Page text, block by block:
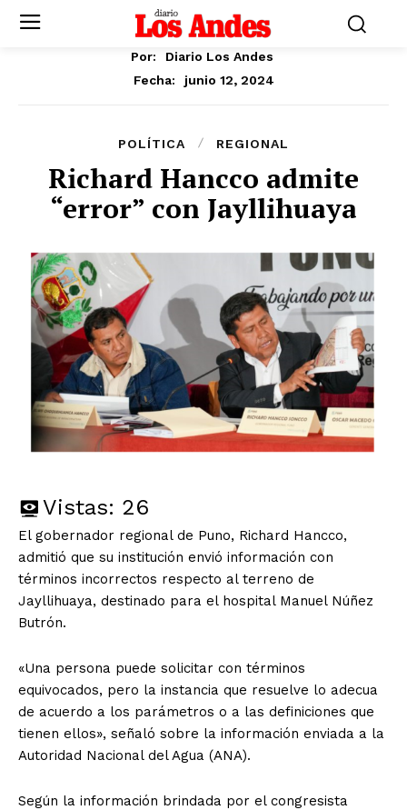
Por:
Diario Los Andes
Fecha:
junio 12, 2024
POLÍTICA REGIONAL
Richard Hancco admite
“error” con Jayllihuaya
Vistas: 26
El gobernador regional de Puno, Richard Hancco,
admitió que su institución envió información con
términos incorrectos respecto al terreno de
Jayllihuaya, destinado para el hospital Manuel Núñez
Butrón.
«Una persona puede solicitar con términos
equivocados, pero la instancia que resuelve lo adecua
de acuerdo a los parámetros o a las definiciones que
tienen ellos», señaló sobre la información enviada a la
Autoridad Nacional del Agua (ANA).
Según la información brindada por el congresista